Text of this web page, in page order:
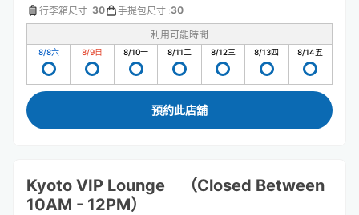
行李箱尺寸 :30 手提包尺寸 :30
利用可能時間
8/8六 8/9日 8/10一 8/11二 8/12三 8/13四 8/14五
預約此店舖
Kyoto VIP Lounge （Closed Between
10AM - 12PM）